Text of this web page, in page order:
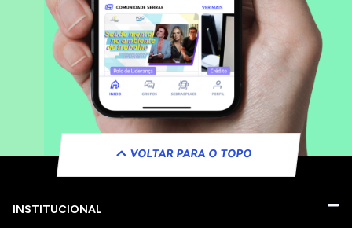
VOLTAR PARA O TOPO
INSTITUCIONAL